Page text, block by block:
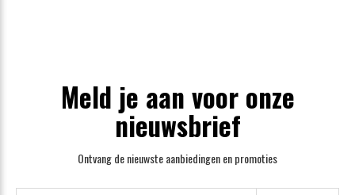
Meld je aan voor onze
nieuwsbrief
Ontvang de nieuwste aanbiedingen en promoties